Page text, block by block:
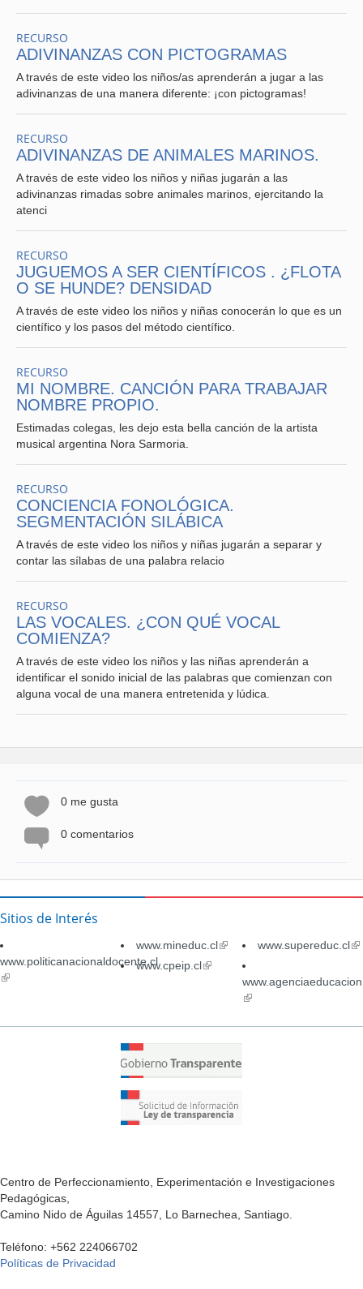
RECURSO
ADIVINANZAS CON PICTOGRAMAS
A través de este video los niños/as aprenderán a jugar a las
adivinanzas de una manera diferente: ¡con pictogramas!
RECURSO
ADIVINANZAS DE ANIMALES MARINOS.
A través de este video los niños y niñas jugarán a las
adivinanzas rimadas sobre animales marinos, ejercitando la
atenci
RECURSO
JUGUEMOS A SER CIENTÍFICOS . ¿FLOTA
O SE HUNDE? DENSIDAD
A través de este video los niños y niñas conocerán lo que es un
científico y los pasos del método científico.
RECURSO
MI NOMBRE. CANCIÓN PARA TRABAJAR
NOMBRE PROPIO.
Estimadas colegas, les dejo esta bella canción de la artista
musical argentina Nora Sarmoria.
RECURSO
CONCIENCIA FONOLÓGICA.
SEGMENTACIÓN SILÁBICA
A través de este video los niños y niñas jugarán a separar y
contar las sílabas de una palabra relacio
RECURSO
LAS VOCALES. ¿CON QUÉ VOCAL
COMIENZA?
A través de este video los niños y las niñas aprenderán a
identificar el sonido inicial de las palabras que comienzan con
alguna vocal de una manera entretenida y lúdica.
0 me gusta
0 comentarios
Sitios de Interés
www.politicanacionaldocente.cl
(link
www.mineduc.cl(link
external)
www.supereduc.cl
www.cpeip.cl(link
external)(link
external)
Centro de Perfeccionamiento, Experimentación e Investigaciones
Pedagógicas,
Camino Nido de Águilas 14557, Lo Barnechea, Santiago.
Teléfono: +562 224066702
Políticas de Privacidad